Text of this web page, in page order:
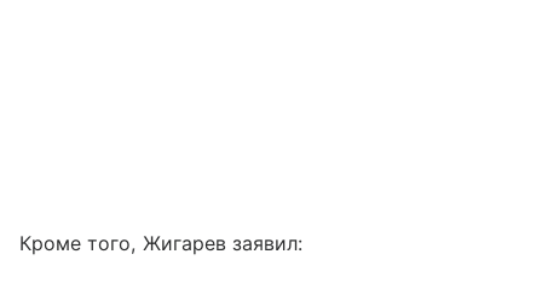
Кроме того, Жигарев заявил: